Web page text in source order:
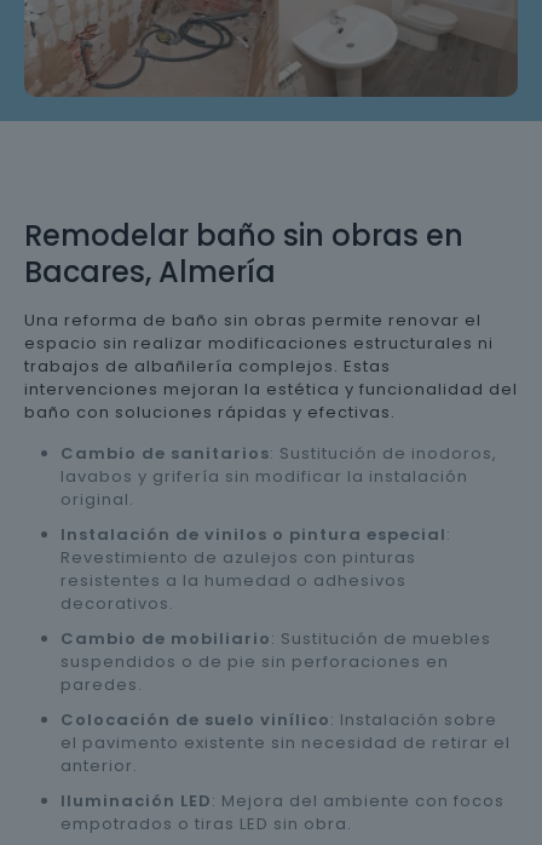
Remodelar baño sin obras en
Bacares, Almería
Una reforma de baño sin obras permite renovar el
espacio sin realizar modificaciones estructurales ni
trabajos de albañilería complejos. Estas
intervenciones mejoran la estética y funcionalidad del
baño con soluciones rápidas y efectivas.
Cambio de sanitarios: Sustitución de inodoros,
lavabos y grifería sin modificar la instalación
original.
Instalación de vinilos o pintura especial:
Revestimiento de azulejos con pinturas
resistentes a la humedad o adhesivos
decorativos.
Cambio de mobiliario: Sustitución de muebles
suspendidos o de pie sin perforaciones en
paredes.
Colocación de suelo vinílico: Instalación sobre
el pavimento existente sin necesidad de retirar el
anterior.
Iluminación LED: Mejora del ambiente con focos
empotrados o tiras LED sin obra.